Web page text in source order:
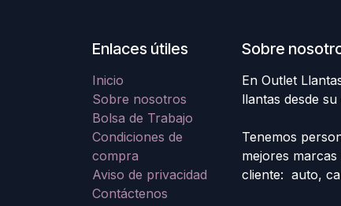
Enlaces útiles
Inicio
Sobre nosotros
Bolsa de Trabajo
Condiciones de
compra
Aviso de privacidad
Contáctenos
Sobre
En Outlet
llantas desde
Tenemos
mejores
cliente: auto,